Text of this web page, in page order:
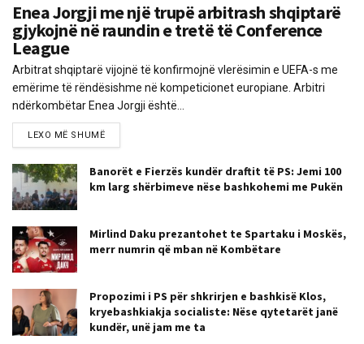
Enea Jorgji me një trupë arbitrash shqiptarë
gjykojnë në raundin e tretë të Conference
League
Arbitrat shqiptarë vijojnë të konfirmojnë vlerësimin e UEFA-s me
emërime të rëndësishme në kompeticionet europiane. Arbitri
ndërkombëtar Enea Jorgji është...
LEXO MË SHUMË
Banorët e Fierzës kundër draftit të PS: Jemi 100
km larg shërbimeve nëse bashkohemi me Pukën
Mirlind Daku prezantohet te Spartaku i Moskës,
merr numrin që mban në Kombëtare
Propozimi i PS për shkrirjen e bashkisë Klos,
kryebashkiakja socialiste: Nëse qytetarët janë
kundër, unë jam me ta